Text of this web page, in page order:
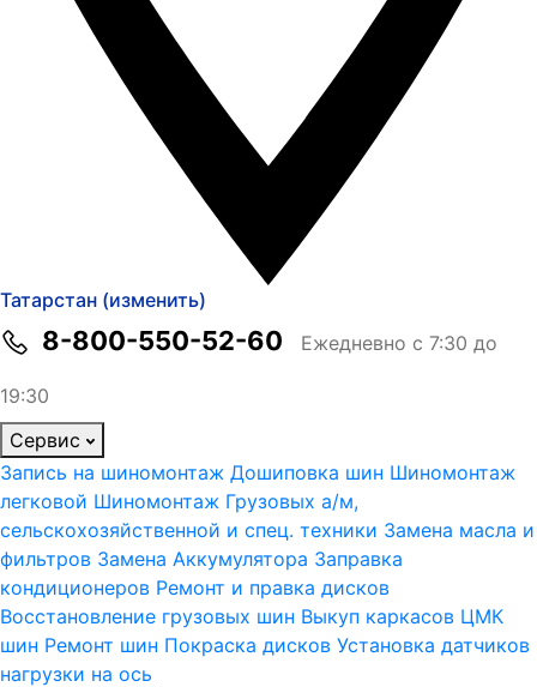
Татарстан (изменить)
8-800-550-52-60 Ежедневно с 7:30 до
19:30
Сервис
Запись на шиномонтаж Дошиповка шин Шиномонтаж
легковой Шиномонтаж Грузовых а/м,
сельскохозяйственной и спец. техники Замена масла и
фильтров Замена Аккумулятора Заправка
кондиционеров Ремонт и правка дисков
Восстановление грузовых шин Выкуп каркасов ЦМК
шин Ремонт шин Покраска дисков Установка датчиков
нагрузки на ось